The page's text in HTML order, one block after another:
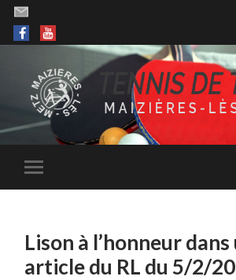
Lison à l’honneur
article du RL du 5/2/